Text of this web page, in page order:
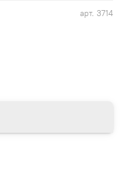
арт. 3714